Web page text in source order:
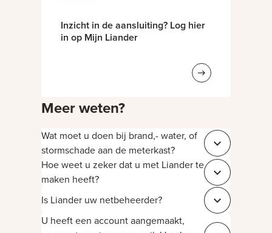
Inzicht in de aansluiting? Log hier
in op Mijn Liander
Meer weten?
Wat moet u doen bij brand,- water, of
stormschade aan de meterkast?
Sluit
Hoe weet u zeker dat u met Liander te
maken heeft?
Sluit 7da7919f-
Is Liander uw netbeheerder? Sluit 96b5fcf3-
U heeft een account aangemaakt,